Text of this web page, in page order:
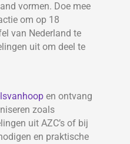
vormen. Doe mee
om op 18
van Nederland te
uit om deel te
en ontvang
zoals
uit AZC’s of bij
en praktische